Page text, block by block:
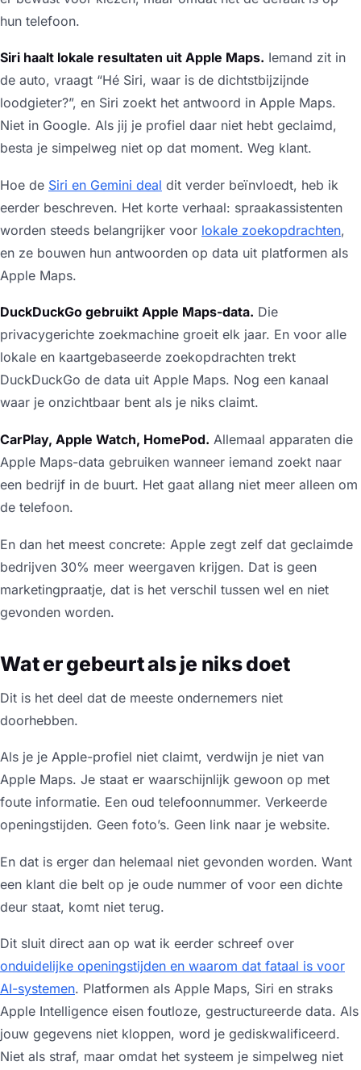
hun telefoon.
Siri haalt lokale resultaten uit Apple Maps. Iemand zit in
de auto, vraagt “Hé Siri, waar is de dichtstbijzijnde
loodgieter?”, en Siri zoekt het antwoord in Apple Maps.
Niet in Google. Als jij je profiel daar niet hebt geclaimd,
besta je simpelweg niet op dat moment. Weg klant.
Hoe de Siri en Gemini deal dit verder beïnvloedt, heb ik
eerder beschreven. Het korte verhaal: spraakassistenten
worden steeds belangrijker voor lokale zoekopdrachten,
en ze bouwen hun antwoorden op data uit platformen als
Apple Maps.
DuckDuckGo gebruikt Apple Maps-data. Die
privacygerichte zoekmachine groeit elk jaar. En voor alle
lokale en kaartgebaseerde zoekopdrachten trekt
DuckDuckGo de data uit Apple Maps. Nog een kanaal
waar je onzichtbaar bent als je niks claimt.
CarPlay, Apple Watch, HomePod. Allemaal apparaten die
Apple Maps-data gebruiken wanneer iemand zoekt naar
een bedrijf in de buurt. Het gaat allang niet meer alleen om
de telefoon.
En dan het meest concrete: Apple zegt zelf dat geclaimde
bedrijven 30% meer weergaven krijgen. Dat is geen
marketingpraatje, dat is het verschil tussen wel en niet
gevonden worden.
Wat er gebeurt als je niks doet
Dit is het deel dat de meeste ondernemers niet
doorhebben.
Als je je Apple-profiel niet claimt, verdwijn je niet van
Apple Maps. Je staat er waarschijnlijk gewoon op met
foute informatie. Een oud telefoonnummer. Verkeerde
openingstijden. Geen foto’s. Geen link naar je website.
En dat is erger dan helemaal niet gevonden worden. Want
een klant die belt op je oude nummer of voor een dichte
deur staat, komt niet terug.
Dit sluit direct aan op wat ik eerder schreef over
onduidelijke openingstijden en waarom dat fataal is voor
AI-systemen. Platformen als Apple Maps, Siri en straks
Apple Intelligence eisen foutloze, gestructureerde data. Als
jouw gegevens niet kloppen, word je gediskwalificeerd.
Niet als straf, maar omdat het systeem je simpelweg niet